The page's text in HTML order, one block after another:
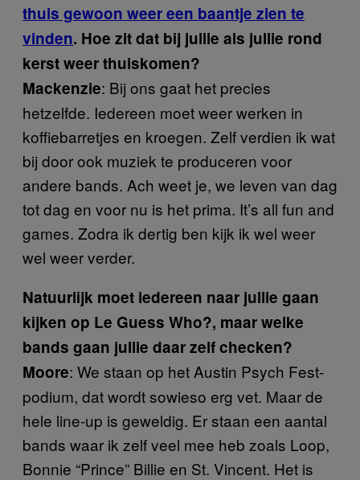
thuis gewoon weer een baantje zien te
vinden. Hoe zit dat bij jullie als jullie rond
kerst weer thuiskomen?
Mackenzie: Bij ons gaat het precies
hetzelfde. Iedereen moet weer werken in
koffiebarretjes en kroegen. Zelf verdien ik wat
bij door ook muziek te produceren voor
andere bands. Ach weet je, we leven van dag
tot dag en voor nu is het prima. It’s all fun and
games. Zodra ik dertig ben kijk ik wel weer
wel weer verder.
Natuurlijk moet iedereen naar jullie gaan
kijken op Le Guess Who?, maar welke
bands gaan jullie daar zelf checken?
Moore: We staan op het Austin Psych Fest-
podium, dat wordt sowieso erg vet. Maar de
hele line-up is geweldig. Er staan een aantal
bands waar ik zelf veel mee heb zoals Loop,
Bonnie “Prince” Billie en St. Vincent. Het is